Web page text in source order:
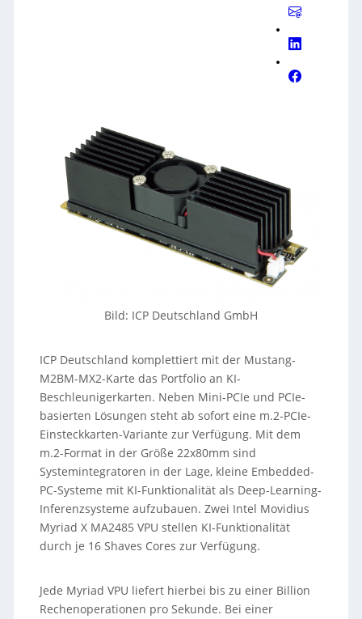
Bild: ICP Deutschland GmbH
ICP Deutschland komplettiert mit der Mustang-
M2BM-MX2-Karte das Portfolio an KI-
Beschleunigerkarten. Neben Mini-PCIe und PCIe-
basierten Lösungen steht ab sofort eine m.2-PCIe-
Einsteckkarten-Variante zur Verfügung. Mit dem
m.2-Format in der Größe 22x80mm sind
Systemintegratoren in der Lage, kleine Embedded-
PC-Systeme mit KI-Funktionalität als Deep-Learning-
Inferenzsysteme aufzubauen. Zwei Intel Movidius
Myriad X MA2485 VPU stellen KI-Funktionalität
durch je 16 Shaves Cores zur Verfügung.
Jede Myriad VPU liefert hierbei bis zu einer Billion
Rechenoperationen pro Sekunde. Bei einer